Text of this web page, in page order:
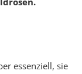
essenziell, sie